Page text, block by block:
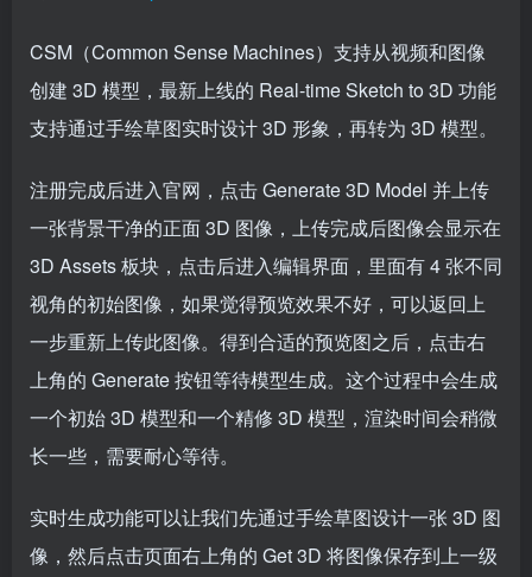
CSM（Common Sense Machines）支持从视频和图像
创建 3D 模型，最新上线的 Real-time Sketch to 3D 功能
支持通过手绘草图实时设计 3D 形象，再转为 3D 模型。
注册完成后进入官网，点击 Generate 3D Model 并上传
一张背景干净的正面 3D 图像，上传完成后图像会显示在
3D Assets 板块，点击后进入编辑界面，里面有 4 张不同
视角的初始图像，如果觉得预览效果不好，可以返回上
一步重新上传此图像。得到合适的预览图之后，点击右
上角的 Generate 按钮等待模型生成。这个过程中会生成
一个初始 3D 模型和一个精修 3D 模型，渲染时间会稍微
长一些，需要耐心等待。
实时生成功能可以让我们先通过手绘草图设计一张 3D 图
像，然后点击页面右上角的 Get 3D 将图像保存到上一级